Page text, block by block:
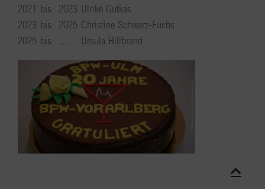
2021 bis 2023 Ulrike Gutkas
2023 bis 2025 Christine Schwarz-Fuchs
2025 bis … Ursula Hillbrand